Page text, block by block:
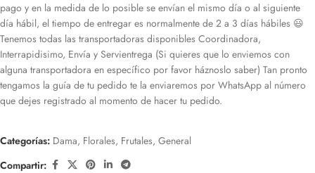
pago y en la medida de lo posible se envían el mismo día o al siguiente
día hábil, el tiempo de entregar es normalmente de 2 a 3 días hábiles 😃
Tenemos todas las transportadoras disponibles Coordinadora,
Interrapidisimo, Envía y Servientrega (Si quieres que lo enviemos con
alguna transportadora en específico por favor háznoslo saber) Tan pronto
tengamos la guía de tu pedido te la enviaremos por WhatsApp al número
que dejes registrado al momento de hacer tu pedido.
Categorías: Dama, Florales, Frutales, General
Compartir: